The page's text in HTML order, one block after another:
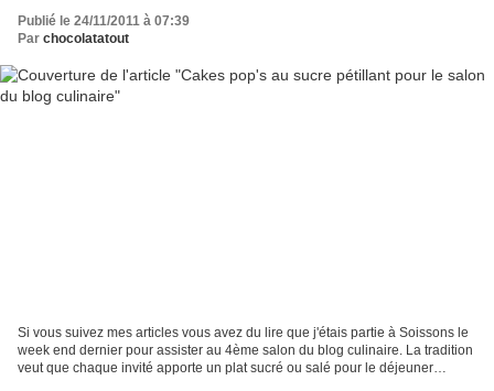
Publié le 24/11/2011 à 07:39
Par chocolatatout
Si vous suivez mes articles vous avez du lire que j'étais partie à Soissons le
week end dernier pour assister au 4ème salon du blog culinaire. La tradition
veut que chaque invité apporte un plat sucré ou salé pour le déjeuner